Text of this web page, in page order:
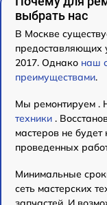
выбрать нас
В Москве
предоставляющих
2017. Однако наш
преимуществами.
Мы ремонтируем .
техники .
мастеров не
проведенных
Минимальные
сеть мастерских